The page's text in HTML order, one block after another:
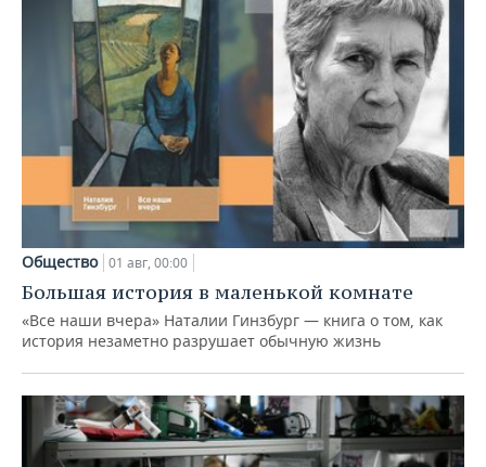
Общество 01 авг, 00:00
Большая история в маленькой комнате
«Все наши вчера» Наталии Гинзбург — книга о том, как
история незаметно разрушает обычную жизнь